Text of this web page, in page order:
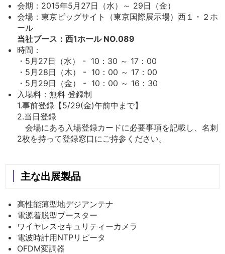
会期：2015年5月27日（水）～ 29日（金）
会場：東京ビッグサイト（東京国際展示場）西１・２ホ
ール
当社ブース：西1ホール NO.089
時間：
・5月27日（水） - 10：30 ～ 17：00
・5月28日（木） - 10：00 ～ 17：00
・5月29日（金） - 10：00 ～ 16：30
入場料：無料 登録制
1.事前登録【5/29(金)午前中まで】
2.当日登録
会場にある入場登録カードに必要事項を記載し、名刺
2枚を持って登録窓口にご持参ください。
主な出展製品
高性能薄型地デジアンテナ
電源着脱型ブースター
ワイヤレスセキュリティーカメラ
電波時計用NTPリピータ
OFDM変調器